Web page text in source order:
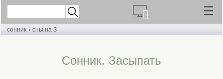
сонник › сны на З
Cонник. Засыпать